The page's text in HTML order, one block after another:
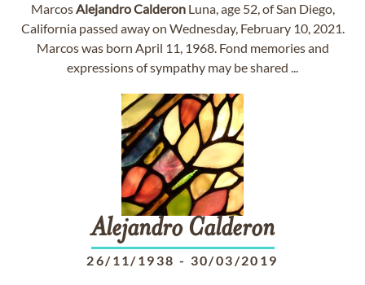
MarcosAlejandroCalderonLuna, age 52, of San Diego,
California passed away on Wednesday, February 10, 2021.
Marcos was born April 11, 1968. Fond memories and
expressions of sympathy may be shared ...
Alejandro Calderon
26/11/1938 - 30/03/2019